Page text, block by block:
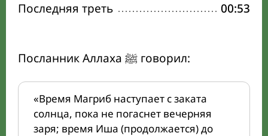
Последняя треть
00:53
Посланник Аллаха ﷺ говорил:
«Время Магриб наступает с заката
солнца, пока не погаснет вечерняя
заря; время Иша (продолжается) до